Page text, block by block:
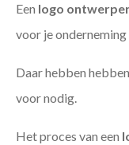
Een logo
voor je
Daar hebben
voor nodig.
Het proces van een